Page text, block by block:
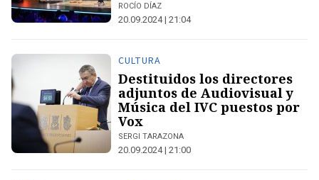
ROCÍO DÍAZ
20.09.2024 | 21:04
CULTURA
Destituidos los directores
adjuntos de Audiovisual y
Música del IVC puestos por
Vox
SERGI TARAZONA
20.09.2024 | 21:00